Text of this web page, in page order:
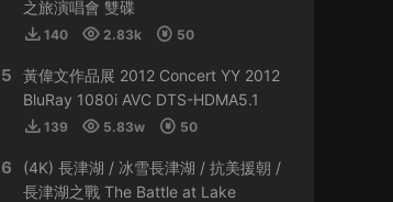
這個真是太貴了
來源： 容祖兒 Another Side Joey My Secret
Live 2023
HJGZS • 2024-02-06
好貴啊
之旅演唱會 雙碟
140 2.83k 50
5
黃偉文作品展 2012 Concert YY 2012
BluRay 1080i AVC DTS-HDMA5.1
139 5.83w 50
6
(4K) 長津湖 / 冰雪長津湖 / 抗美援朝 /
長津湖之戰 The Battle at Lake